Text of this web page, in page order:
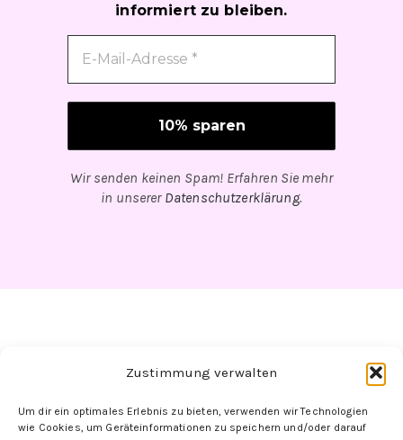
Zustimmung verwalten
Um dir ein optimales Erlebnis zu bieten, verwenden wir Technologien
wie Cookies, um Geräteinformationen zu speichern und/oder darauf
informiert zu bleiben.
Wir senden keinen Spam! Erfahren Sie mehr
in unserer Datenschutzerklärung.
Folge uns hier: